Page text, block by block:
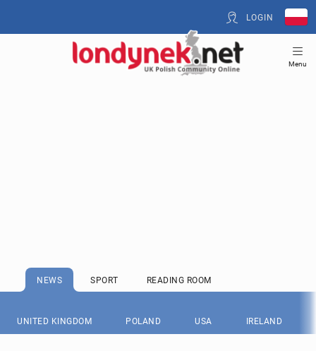
LOGIN
Menu
NEWS SPORT READING ROOM
UNITED KINGDOM POLAND USA IRELAND